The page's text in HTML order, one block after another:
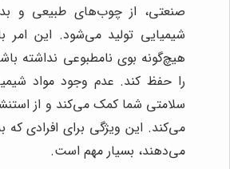
صنعتی، از چوب‌های طبیعی و
شیمیایی تولید می‌شود. این
هیچ‌گونه بوی نامطبوعی نداشته
را حفظ کند. عدم وجود مواد
سلامتی شما کمک می‌کند و از
می‌کند. این ویژگی برای افرادی
می‌دهند، بسیار مهم است.